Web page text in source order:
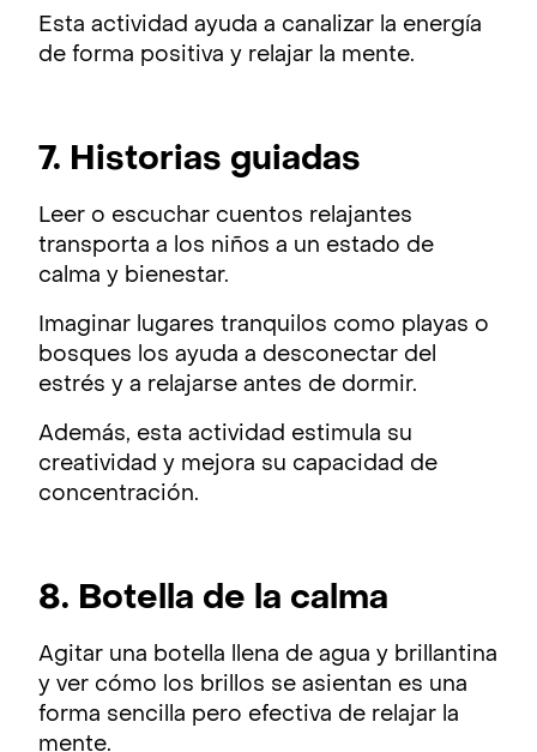
Esta actividad ayuda a canalizar la energía
de forma positiva y relajar la mente.
7. Historias guiadas
Leer o escuchar cuentos relajantes
transporta a los niños a un estado de
calma y bienestar.
Imaginar lugares tranquilos como playas o
bosques los ayuda a desconectar del
estrés y a relajarse antes de dormir.
Además, esta actividad estimula su
creatividad y mejora su capacidad de
concentración.
8. Botella de la calma
Agitar una botella llena de agua y brillantina
y ver cómo los brillos se asientan es una
forma sencilla pero efectiva de relajar la
mente.